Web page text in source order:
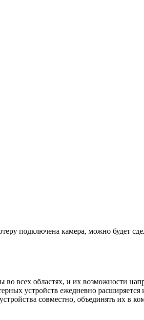
подключена камера, можно будет
всех областях, и их возможности
устройств ежедневно
совместно, объединять их в